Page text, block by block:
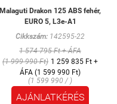
Malaguti Drakon 125 ABS fehér,
EURO 5, L3e-A1
Cikkszám: 142595-22
1 574 795 Ft + ÁFA
(1 999 990 Ft) 1 259 835 Ft +
ÁFA (1 599 990 Ft)
(1 599 990 / )
AJÁNLATKÉRÉS